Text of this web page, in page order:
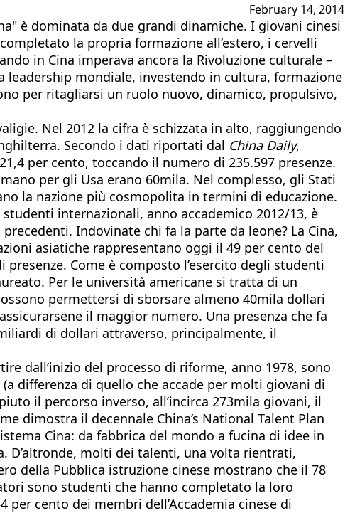
February 14, 2014
è dominata da due grandi dinamiche. I giovani cinesi
la propria formazione all’estero, i cervelli
in Cina imperava ancora la Rivoluzione culturale –
mondiale, investendo in cultura, formazione
per ritagliarsi un ruolo nuovo, dinamico, propulsivo,
Nel 2012 la cifra è schizzata in alto, raggiungendo
Secondo i dati riportati dal China Daily,
per cento, toccando il numero di 235.597 presenze.
per gli Usa erano 60mila. Nel complesso, gli Stati
la nazione più cosmopolita in termini di educazione.
internazionali, anno accademico 2012/13, è
Indovinate chi fa la parte da leone? La Cina,
asiatiche rappresentano oggi il 49 per cento del
Come è composto l’esercito degli studenti
Per le università americane si tratta di un
permettersi di sborsare almeno 40mila dollari
il maggior numero. Una presenza che fa
di dollari attraverso, principalmente, il
dall’inizio del processo di riforme, anno 1978, sono
differenza di quello che accade per molti giovani di
il percorso inverso, all’incirca 273mila giovani, il
dimostra il decennale China’s National Talent Plan
Cina: da fabbrica del mondo a fucina di idee in
D’altronde, molti dei talenti, una volta rientrati,
della Pubblica istruzione cinese mostrano che il 78
sono studenti che hanno completato la loro
per cento dei membri dell’Accademia cinese di